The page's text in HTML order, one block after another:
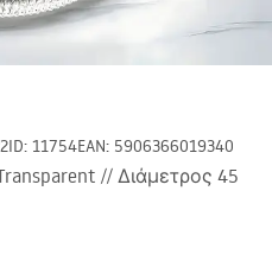
ID: 11754EAN: 5906366019340
// Διάμετρος 45